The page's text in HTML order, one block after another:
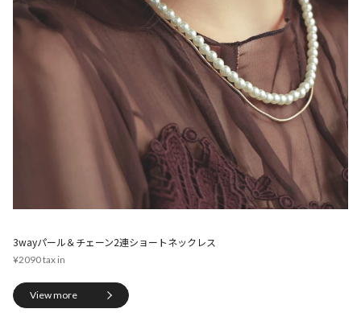
3wayパール＆チェーン2連ショートネックレス
¥2090
View more